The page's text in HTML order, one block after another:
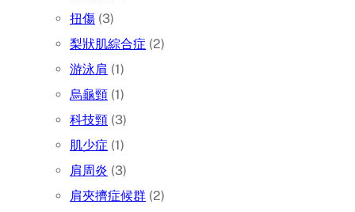
扭傷 (3)
梨狀肌綜合症 (2)
游泳肩 (1)
烏龜頸 (1)
科技頸 (3)
肌少症 (1)
肩周炎 (3)
肩夾擠症候群 (2)